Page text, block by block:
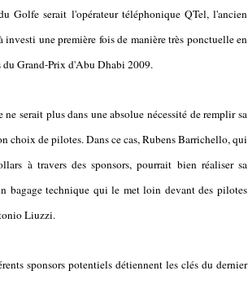
Golfe serait l'opérateur téléphonique QTel, l'ancien
une première fois de manière très ponctuelle en
du Grand-Prix d'Abu Dhabi 2009.
serait plus dans une absolue nécessité de remplir sa
choix de pilotes. Dans ce cas, Rubens Barrichello, qui
à travers des sponsors, pourrait bien réaliser sa
bagage technique qui le met loin devant des pilotes
Liuzzi.
sponsors potentiels détiennent les clés du dernier